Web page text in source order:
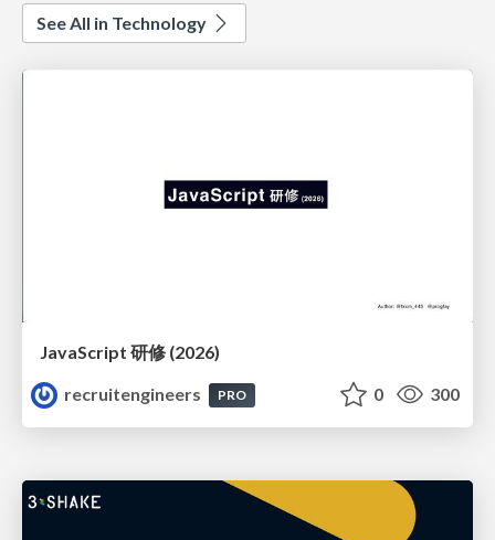
See All in Technology
JavaScript 研修 (2026)
recruitengineers
PRO 0 300